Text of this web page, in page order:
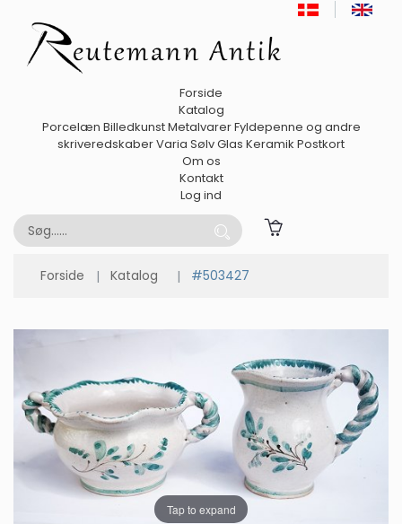
Forside
Katalog
Porcelæn BilledkunstMetalvarerFyldepenne og andre
skriveredskaberVaria SølvGlas Keramik Postkort
Om os
Kontakt
Log ind
Forside Katalog #503427
Tap to expand